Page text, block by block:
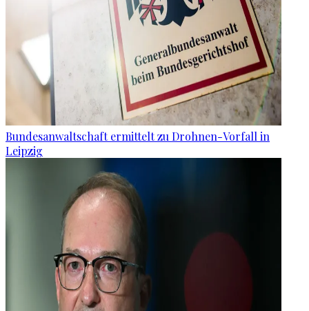
Bundesanwaltschaft ermittelt zu Drohnen-Vorfall in
Leipzig